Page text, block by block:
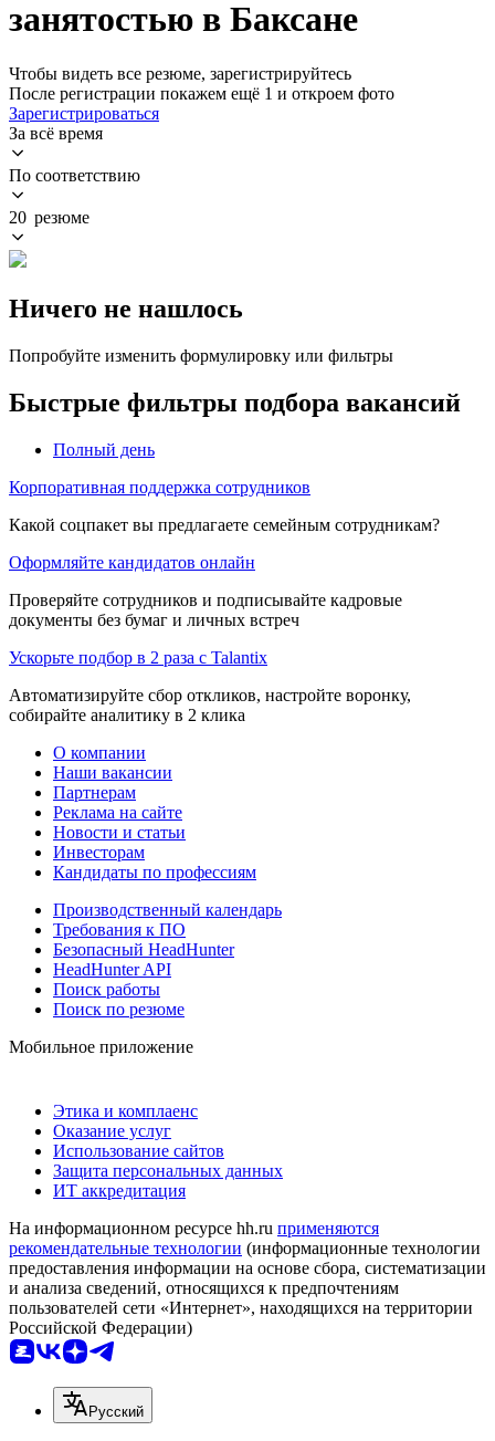
занятостью в Баксане
Чтобы видеть все резюме, зарегистрируйтесь
После регистрации покажем ещё 1 и откроем фото
Зарегистрироваться
За всё время
По соответствию
20 резюме
Ничего не нашлось
Попробуйте изменить формулировку или фильтры
Быстрые фильтры подбора вакансий
Полный день
Корпоративная поддержка сотрудников
Какой соцпакет вы предлагаете семейным сотрудникам?
Оформляйте кандидатов онлайн
Проверяйте сотрудников и подписывайте кадровые
документы без бумаг и личных встреч
Ускорьте подбор в 2 раза с Talantix
Автоматизируйте сбор откликов, настройте воронку,
собирайте аналитику в 2 клика
О компании
Наши вакансии
Партнерам
Реклама на сайте
Новости и статьи
Инвесторам
Кандидаты по профессиям
Производственный календарь
Требования к ПО
Безопасный HeadHunter
HeadHunter API
Поиск работы
Поиск по резюме
Мобильное приложение
Этика и комплаенс
Оказание услуг
Использование сайтов
Защита персональных данных
ИТ аккредитация
На информационном ресурсе hh.ru применяются
рекомендательные технологии (информационные технологии
предоставления информации на основе сбора, систематизации
и анализа сведений, относящихся к предпочтениям
пользователей сети «Интернет», находящихся на территории
Российской Федерации)
Русский